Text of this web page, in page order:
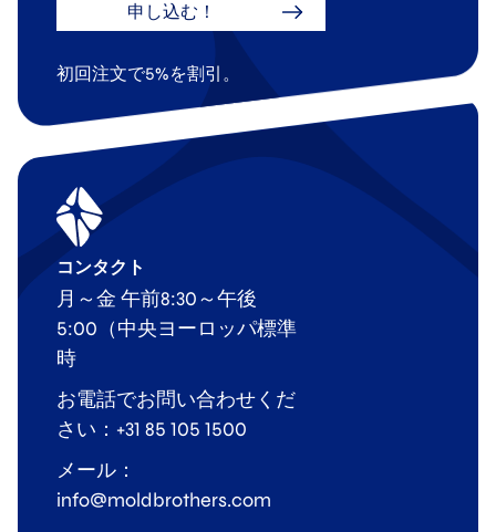
申し込む！
初回注文で5%を割引。
コンタクト
月～金 午前8:30～午後
5:00（中央ヨーロッパ標準
時
お電話でお問い合わせくだ
さい：+31 85 105 1500
メール：
info@moldbrothers.com